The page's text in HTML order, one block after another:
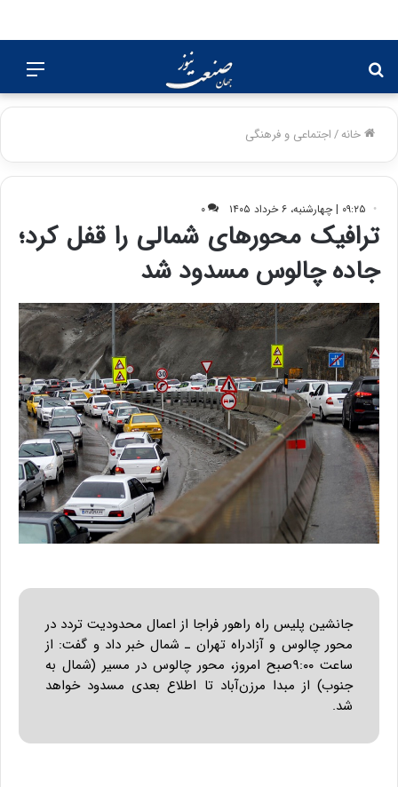
برای
خانه/اجتماعی و فرهنگی
۰۹:۲۵ | چهارشنبه، ۶ خرداد ۱۴۰۵ ۰
ترافیک محورهای شمالی را قفل کرد؛
جاده چالوس مسدود شد
جانشین پلیس راه راهور فراجا از اعمال محدودیت تردد در
محور چالوس و آزادراه تهران ـ شمال خبر داد و گفت: از
ساعت ۹:۰۰صبح امروز، محور چالوس در مسیر (شمال به
جنوب) از مبدا مرزن‌آباد تا اطلاع بعدی مسدود خواهد
شد.